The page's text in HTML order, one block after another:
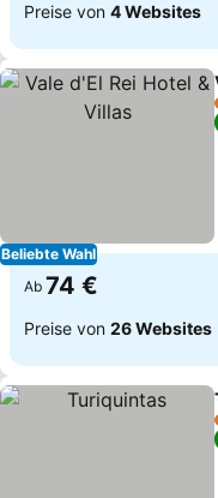
Preise von 4 Websites
Beliebte Wahl
Ab 74 €
Preise von 26 Websites